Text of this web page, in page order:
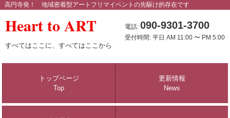
高円寺発！ 地域密着型アートフリマイベントの先駆け的存在です
Heart to ART
すべてはここに、すべてはここから
電話: 090-9301-3700
受付時間: 平日 AM 11:00 〜 PM 5:00
トップページ
Top
更新情報
News